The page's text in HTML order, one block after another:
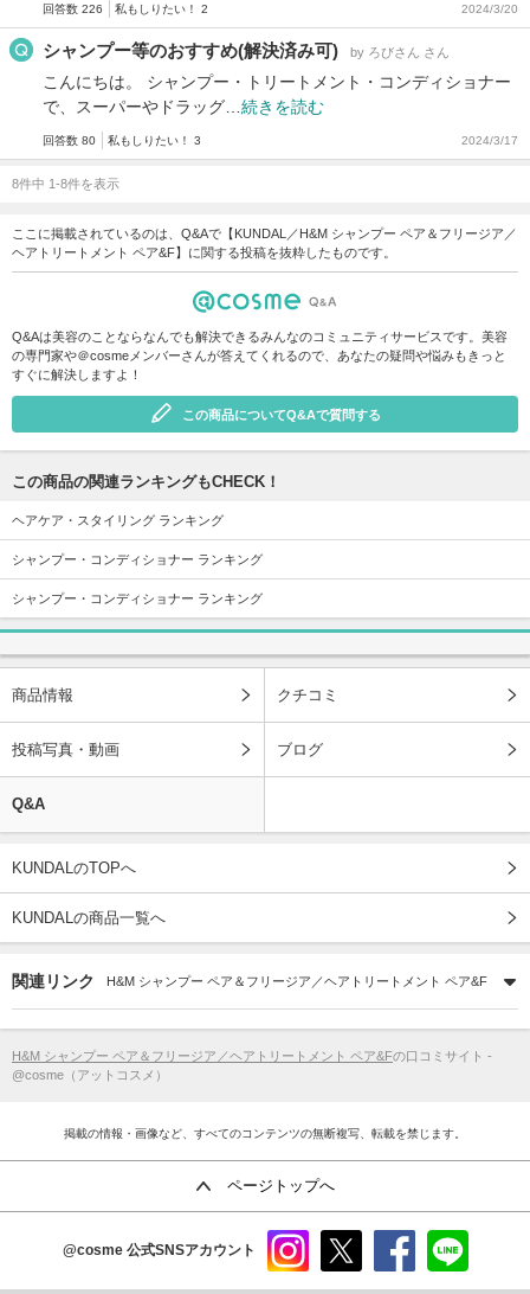
回答数 226 私もしりたい！ 2 2024/3/20
シャンプー等のおすすめ(解決済み可) by ろびさん さん
こんにちは。 シャンプー・トリートメント・コンディショナー
で、スーパーやドラッグ… 続きを読む
回答数 80 私もしりたい！ 3 2024/3/17
8件中 1-8件を表示
ここに掲載されているのは、Q&Aで【KUNDAL／H&M シャンプー ペア＆フリージア／
ヘアトリートメント ペア&F】に関する投稿を抜粋したものです。
Q&Aは美容のことならなんでも解決できるみんなのコミュニティサービスです。美容
の専門家や＠cosmeメンバーさんが答えてくれるので、あなたの疑問や悩みもきっと
すぐに解決しますよ！
この商品についてQ&Aで質問する
この商品の関連ランキングもCHECK！
ヘアケア・スタイリング ランキング
シャンプー・コンディショナー ランキング
シャンプー・コンディショナー ランキング
商品情報 クチコミ
投稿写真・動画 ブログ
Q&A
KUNDALのTOPへ
KUNDALの商品一覧へ
関連リンク H&M シャンプー ペア＆フリージア／ヘアトリートメント ペア&F
H&M シャンプー ペア＆フリージア／ヘアトリートメント ペア&Fの口コミサイト -
@cosme（アットコスメ）
掲載の情報・画像など、すべてのコンテンツの無断複写、転載を禁じます。
ページトップへ
@cosme 公式SNSアカウント